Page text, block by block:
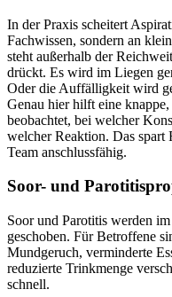
In der Praxis scheitert
Fachwissen, sondern an
steht außerhalb der
drückt. Es wird im Liegen
Oder die Auffälligkeit wird
Genau hier hilft eine
beobachtet, bei welcher
welcher Reaktion. Das spart
Team anschlussfähig.
Soor- und
Soor und Parotitis werden
geschoben. Für Betroffene
Mundgeruch, verminderte
reduzierte Trinkmenge
schnell.